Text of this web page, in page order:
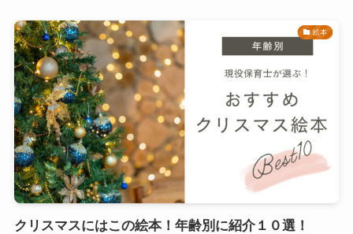
絵本
クリスマスにはこの絵本！年齢別に紹介１０選！